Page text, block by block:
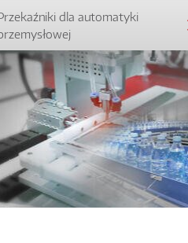
dla automatyki